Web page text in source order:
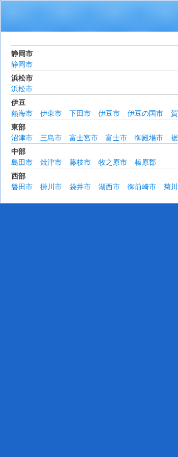
静岡市
静岡市
浜松市
浜松市
伊豆
熱海市
伊東市 下田市 伊豆市 伊豆の国市
東部
沼津市
三島市 富士宮市 富士市 御殿場市
中部
島田市
焼津市 藤枝市 牧之原市
榛原郡
西部
磐田市
掛川市 袋井市 湖西市 御前崎市 菊